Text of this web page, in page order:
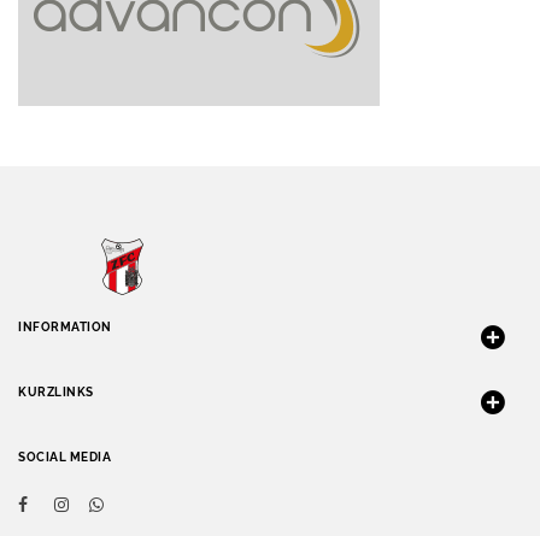
INFORMATION
KURZLINKS
SOCIAL MEDIA